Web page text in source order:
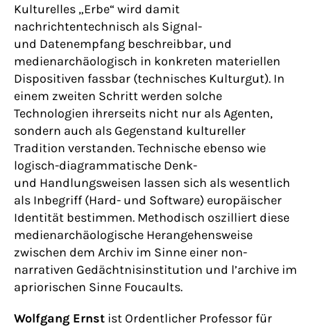
Kulturelles „Erbe“ wird damit
nachrichtentechnisch als Signal-
und Datenempfang beschreibbar, und
medienarchäologisch in konkreten materiellen
Dispositiven fassbar (technisches Kulturgut). In
einem zweiten Schritt werden solche
Technologien ihrerseits nicht nur als Agenten,
sondern auch als Gegenstand kultureller
Tradition verstanden. Technische ebenso wie
logisch-diagrammatische Denk-
und Handlungsweisen lassen sich als wesentlich
als Inbegriff (Hard- und Software) europäischer
Identität bestimmen. Methodisch oszilliert diese
medienarchäologische Herangehensweise
zwischen dem Archiv im Sinne einer non-
narrativen Gedächtnisinstitution und l’archive im
apriorischen Sinne Foucaults.
Wolfgang Ernst ist Ordentlicher Professor für